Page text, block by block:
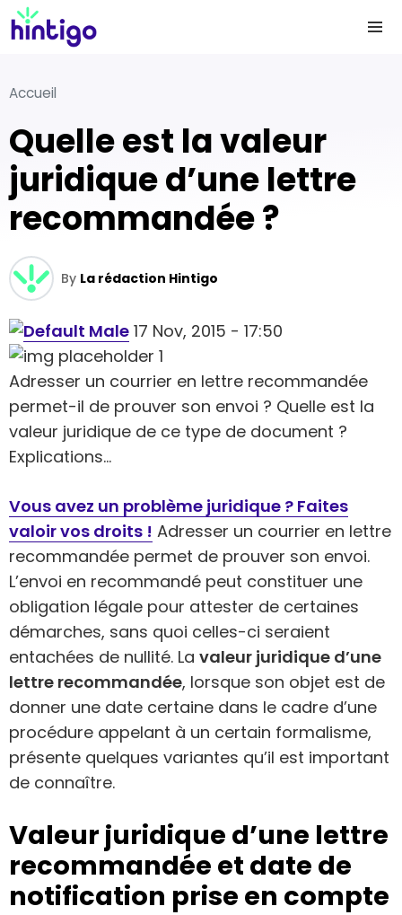
Accueil
Quelle est la valeur
juridique d’une lettre
recommandée ?
By La rédaction Hintigo
17 Nov, 2015 - 17:50
Adresser un courrier en lettre recommandée
permet-il de prouver son envoi ? Quelle est la
valeur juridique de ce type de document ?
Explications…
Vous avez un problème juridique ? Faites
valoir vos droits ! Adresser un courrier en lettre
recommandée permet de prouver son envoi.
L’envoi en recommandé peut constituer une
obligation légale pour attester de certaines
démarches, sans quoi celles-ci seraient
entachées de nullité. La valeur juridique d’une
lettre recommandée, lorsque son objet est de
donner une date certaine dans le cadre d’une
procédure appelant à un certain formalisme,
présente quelques variantes qu’il est important
de connaître.
Valeur juridique d’une lettre
recommandée et date de
notification prise en compte